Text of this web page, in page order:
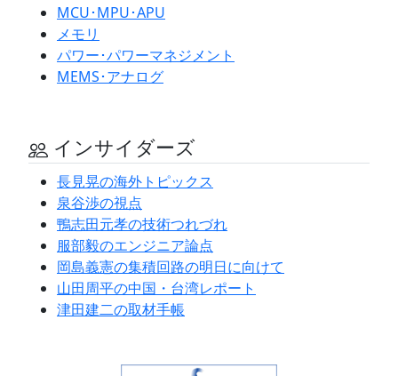
MCU･MPU･APU
メモリ
パワー･パワーマネジメント
MEMS･アナログ
インサイダーズ
長見晃の海外トピックス
泉谷渉の視点
鴨志田元孝の技術つれづれ
服部毅のエンジニア論点
岡島義憲の集積回路の明日に向けて
山田周平の中国・台湾レポート
津田建二の取材手帳